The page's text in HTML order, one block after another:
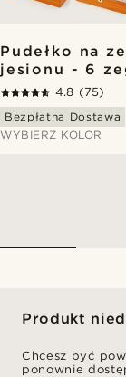
Pudełko na
jesionu - 6
4.8 (75)
Bezpłatna Dostawa
WYBIERZ KOLOR
Produkt
Chcesz być
ponownie